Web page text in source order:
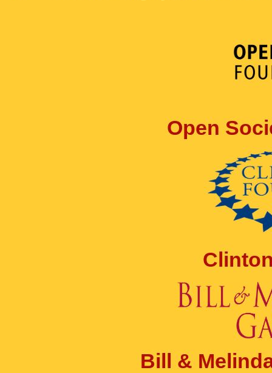
Open
Bill &